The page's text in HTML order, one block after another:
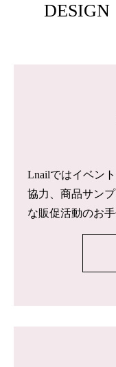
DESIGN
Lnailではイベン
協力、商品サン
な販促活動のお